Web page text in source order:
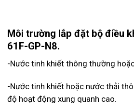
Môi trường lắp đặt bộ điều
61F-GP-N8.
-Nước tinh khiết thông thường
-Nước tinh khiết hoặc nước thải
độ hoạt động xung quanh cao.